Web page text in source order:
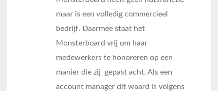
maar is een volledig commercieel
bedrijf. Daarmee staat het
Monsterboard vrij om haar
medewerkers te honoreren op een
manier die zij gepast acht. Als een
account manager dit waard is volgens